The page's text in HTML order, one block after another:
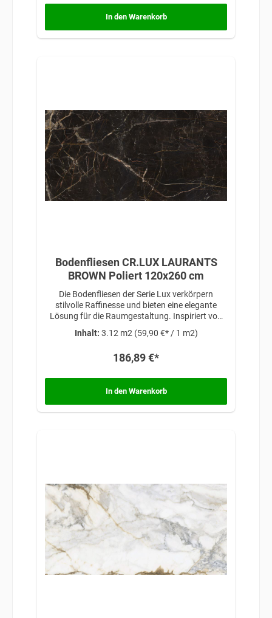
In den Warenkorb
Bodenfliesen CR.LUX LAURANTS
BROWN Poliert 120x260 cm
Die Bodenfliesen der Serie Lux verkörpern
stilvolle Raffinesse und bieten eine elegante
Lösung für die Raumgestaltung. Inspiriert von
Design, verleihen diese Fliesen jedem Raum eine
miteinander vereint.
Inhalt: 3.12 m2 (59,90 €* / 1 m2)
186,89 €*
In den Warenkorb